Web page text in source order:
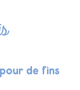
de fins